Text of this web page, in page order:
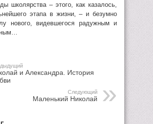
школярства – этого, как казалось,
этапа в жизни, – и безумно
нового, видевшегося радужным и
и Александра. История
Следующий
Маленький Николай